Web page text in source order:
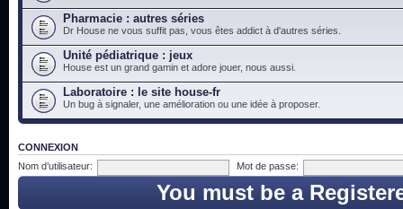
Pharmacie : autres séries
Dr House ne vous suffit pas, vous êtes addict à d'autres séries.
Unité pédiatrique : jeux
House est un grand gamin et adore jouer, nous aussi.
Laboratoire : le site house-fr
Un bug à signaler, une amélioration ou une idée à proposer.
CONNEXION
Nom d’utilisateur:
Mot de passe:
You must be a